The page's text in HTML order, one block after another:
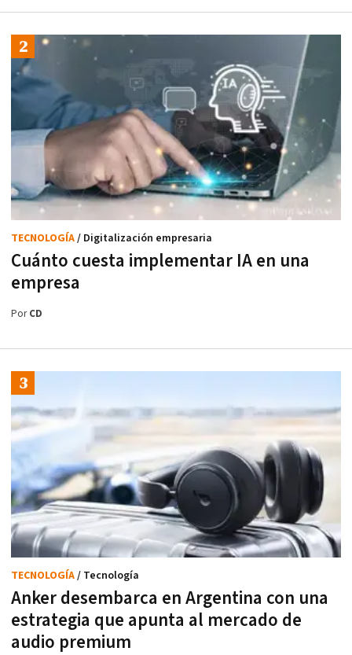
Cuánto cuesta implementar IA en una
empresa
TECNOLOGÍA/ Digitalización empresaria
PorCD
Anker desembarca en Argentina con una
estrategia que apunta al mercado de
audio premium
TECNOLOGÍA/ Tecnología